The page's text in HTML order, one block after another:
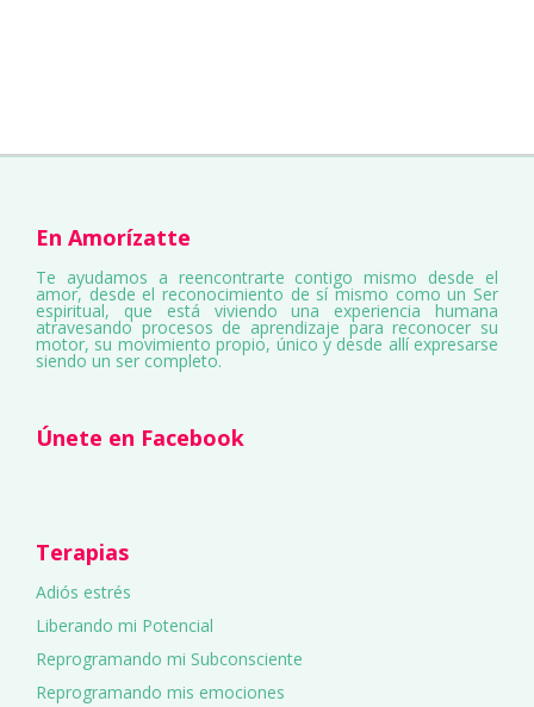
En Amorízatte
Te ayudamos a reencontrarte contigo mismo desde el
amor, desde el reconocimiento de sí mismo como un Ser
espiritual, que está viviendo una experiencia humana
atravesando procesos de aprendizaje para reconocer su
motor, su movimiento propio, único y desde allí expresarse
siendo un ser completo.
Únete en Facebook
Terapias
Adiós estrés
Liberando mi Potencial
Reprogramando mi Subconsciente
Reprogramando mis emociones